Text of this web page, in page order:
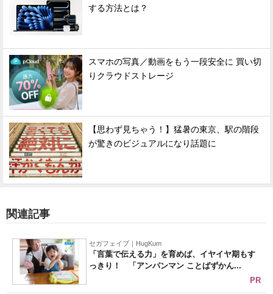
する方法とは？
スマホの写真／動画をもう一段安全に 買い切
りクラウドストレージ
【思わず見ちゃう！】猛暑の東京、駅の階段
が驚きのビジュアルになり話題に
関連記事
セガフェイブ｜HugKum
「言葉で伝える力」を育めば、イヤイヤ期もす
っきり！ 「アンパンマン ことばずかん...
PR